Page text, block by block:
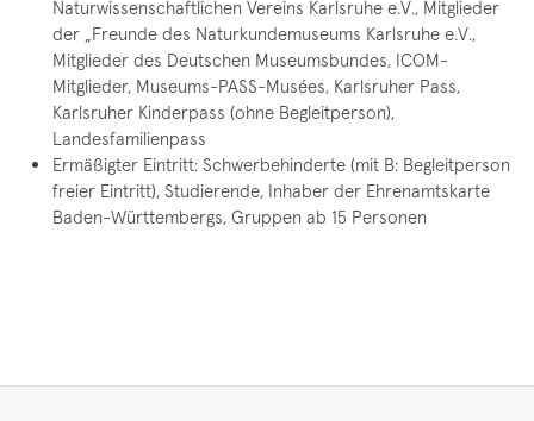
Naturwissenschaftlichen Vereins Karlsruhe e.V., Mitglieder
der „Freunde des Naturkundemuseums Karlsruhe e.V.,
Mitglieder des Deutschen Museumsbundes, ICOM-
Mitglieder, Museums-PASS-Musées, Karlsruher Pass,
Karlsruher Kinderpass (ohne Begleitperson),
Landesfamilienpass
Ermäßigter Eintritt: Schwerbehinderte (mit B: Begleitperson
freier Eintritt), Studierende, Inhaber der Ehrenamtskarte
Baden-Württembergs, Gruppen ab 15 Personen